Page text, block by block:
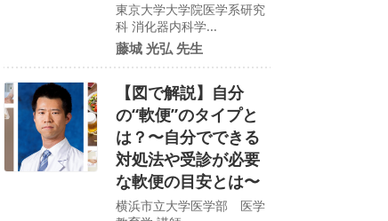
東京大学大学院医学系研究
科 消化器内科学...
藤城 光弘 先生
【図で解説】自分
の“軟便”のタイプと
は？〜自分でできる
対処法や受診が必要
な軟便の目安とは〜
横浜市立大学医学部 医学